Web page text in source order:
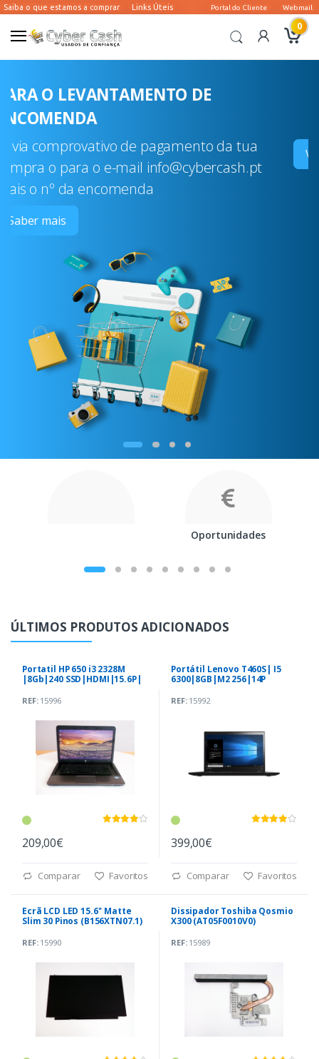
0
Oportunidades
ÚLTIMOS PRODUTOS ADICIONADOS
Portatil HP 650 i3 2328M
|8Gb|240 SSD|HDMI|15.6P|
REF:15996
209,00€
Comparar Favoritos
Portátil Lenovo T460S| I5
6300|8GB|M2 256|14P
REF:15992
399,00€
Comparar Favoritos
Ecrã LCD LED 15.6'' Matte
Slim 30 Pinos (B156XTN07.1)
REF:15990
Dissipador Toshiba Qosmio
X300 (AT05F0010V0)
REF:15989